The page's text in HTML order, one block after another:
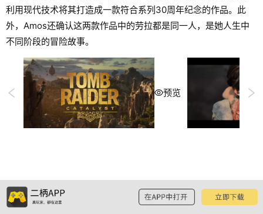
利用现代技术将其打造成一款符合系列30周年纪念的作品。此
外，Amos还确认这两款作品中的劳拉都是同一人，是她人生中
不同阶段的冒险故事。
预览